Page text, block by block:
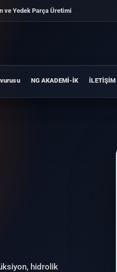
ve Yedek Parça Üretimi
NG AKADEMİ-İK İLETİŞİM
hidrolik